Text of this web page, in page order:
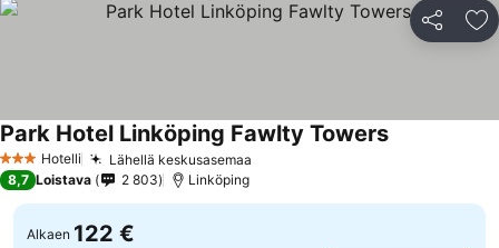
Jaa
3 Tähtiluokitus
Hotelli Lähellä keskusasemaa
Park Hotel Linköping Fawlty Towers
8,7 Loistava 2 803 Linköping
Alkaen 122 €